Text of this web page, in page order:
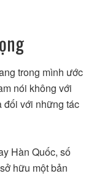
trong mình ước
nói không với
đối với những tác
Hàn Quốc, số
hữu một bản